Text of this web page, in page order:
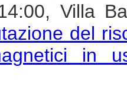
Villa
del
in